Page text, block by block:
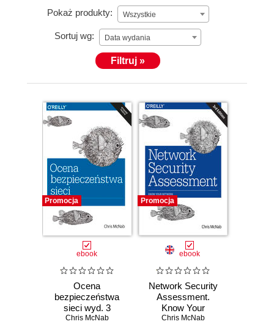
Pokaż produkty: Wszystkie
Sortuj wg: Data wydania
Filtruj »
Promocja
ebook
Ocena
bezpieczeństwa
sieci wyd. 3
Chris McNab
Promocja
ebook
Network Security
Assessment.
Know Your
Network. 3rd
Chris McNab